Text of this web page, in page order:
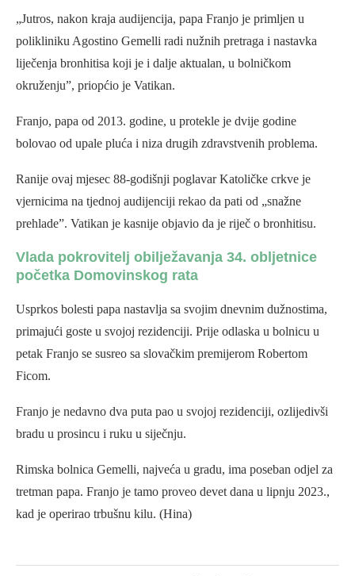
„Jutros, nakon kraja audijencija, papa Franjo je primljen u
polikliniku Agostino Gemelli radi nužnih pretraga i nastavka
liječenja bronhitisa koji je i dalje aktualan, u bolničkom
okruženju”, priopćio je Vatikan.
Franjo, papa od 2013. godine, u protekle je dvije godine
bolovao od upale pluća i niza drugih zdravstvenih problema.
Ranije ovaj mjesec 88-godišnji poglavar Katoličke crkve je
vjernicima na tjednoj audijenciji rekao da pati od „snažne
prehlade”. Vatikan je kasnije objavio da je riječ o bronhitisu.
Vlada pokrovitelj obilježavanja 34. obljetnice
početka Domovinskog rata
Usprkos bolesti papa nastavlja sa svojim dnevnim dužnostima,
primajući goste u svojoj rezidenciji. Prije odlaska u bolnicu u
petak Franjo se susreo sa slovačkim premijerom Robertom
Ficom.
Franjo je nedavno dva puta pao u svojoj rezidenciji, ozlijedivši
bradu u prosincu i ruku u siječnju.
Rimska bolnica Gemelli, najveća u gradu, ima poseban odjel za
tretman papa. Franjo je tamo proveo devet dana u lipnju 2023.,
kad je operirao trbušnu kilu. (Hina)